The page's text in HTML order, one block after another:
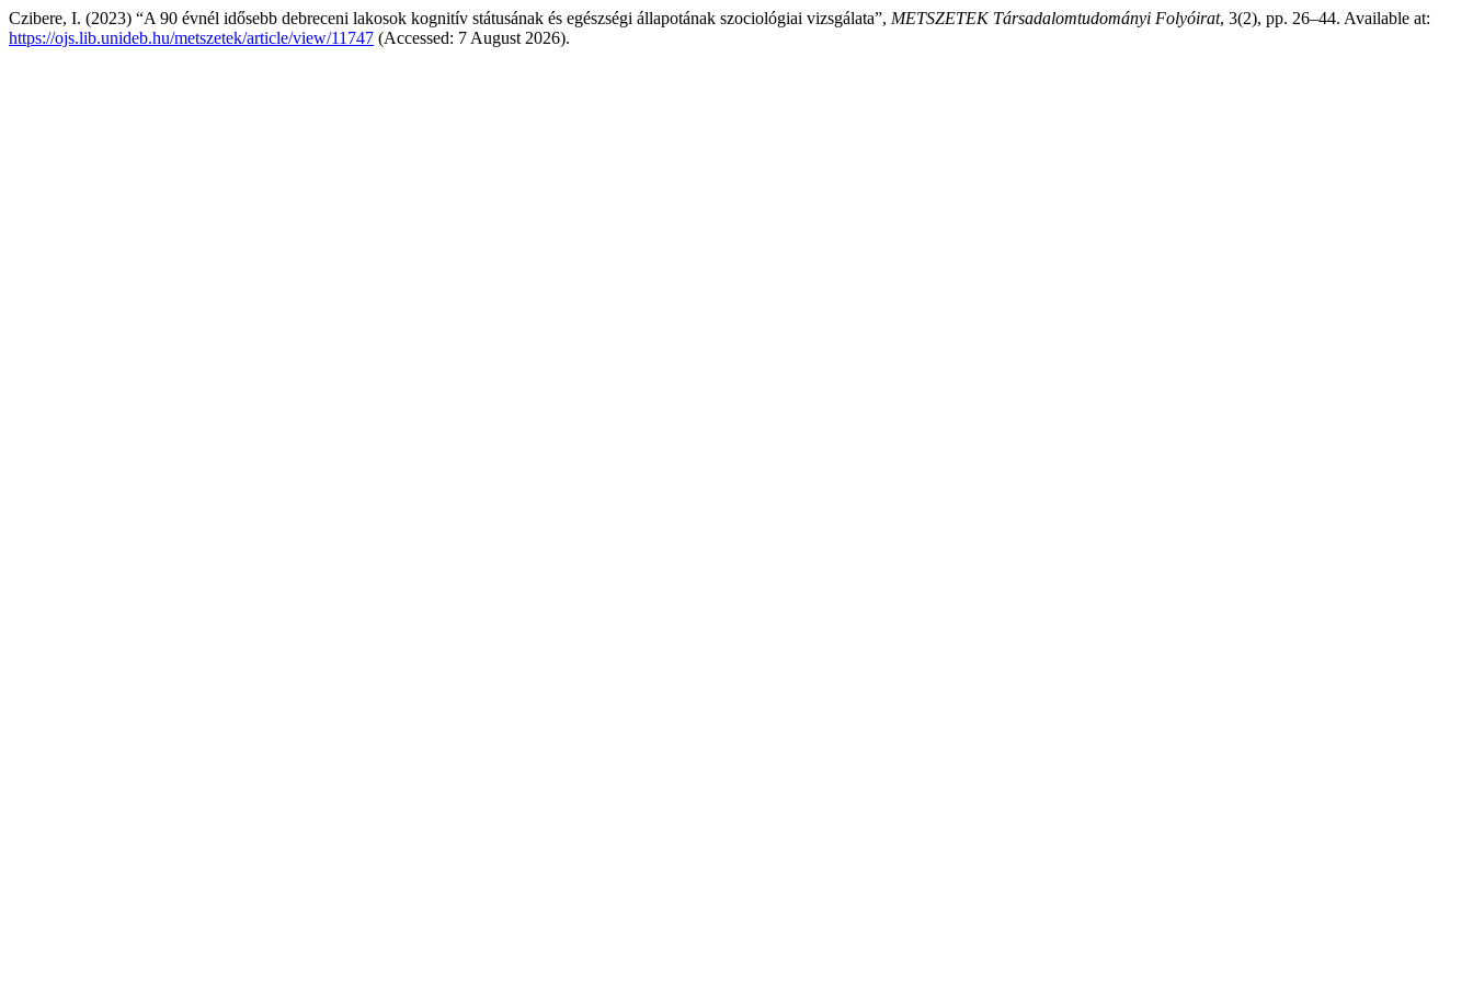
Czibere, I. (2023) “A 90 évnél idősebb debreceni lakosok kognitív státusának és egészségi állapotának szociológiai vizsgálata”, METSZETEK Társadalomtudományi Folyóirat, 3(2), pp. 26–44. Available at:
https://ojs.lib.unideb.hu/metszetek/article/view/11747 (Accessed: 7 August 2026).